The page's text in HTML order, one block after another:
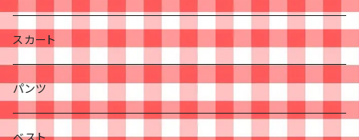
スカート
パンツ
ベスト